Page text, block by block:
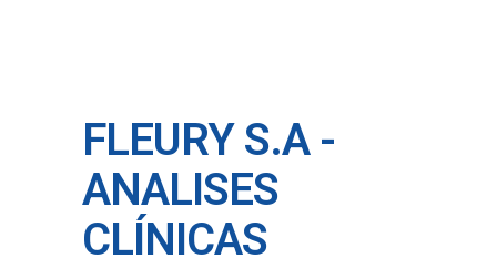
FLEURY S.A -
ANALISES
CLÍNICAS